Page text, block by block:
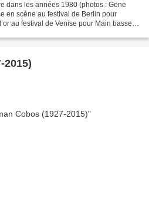
dans les années 1980 (photos : Gene
en scène au festival de Berlin pour
au festival de Venise pour Main basse
2015)